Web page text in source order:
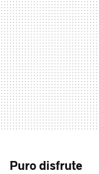
Puro disfrute